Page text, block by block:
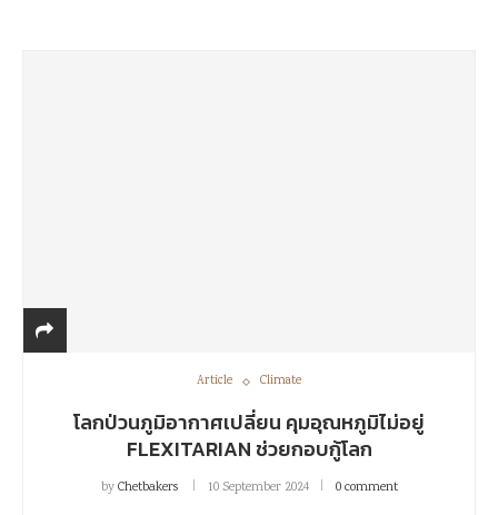
Article Climate
โลกป่วนภูมิอากาศเปลี่ยน คุมอุณหภูมิไม่อยู่
FLEXITARIAN ช่วยกอบกู้โลก
byChetbakers 10 September 2024 0 comment